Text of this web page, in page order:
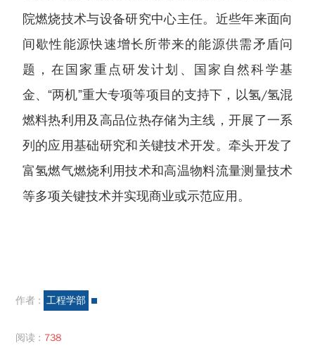
院燃烧技术与设备研究中心主任。近些年来面向
间歇性能源快速增长所带来的能源供需矛盾问
题，在国家重点研发计划、国家自然科学基
金、“两机”重大专项等项目的支持下，以氢/氢混
燃料热利用及高品位热存储为主线，开展了一系
列的应用基础研究和关键技术开发。牵头开发了
富氢燃气燃烧利用技术和高温物料流量测量技术
等多项关键技术并实现商业或示范应用。
作者 : 工程学部
阅读 : 738